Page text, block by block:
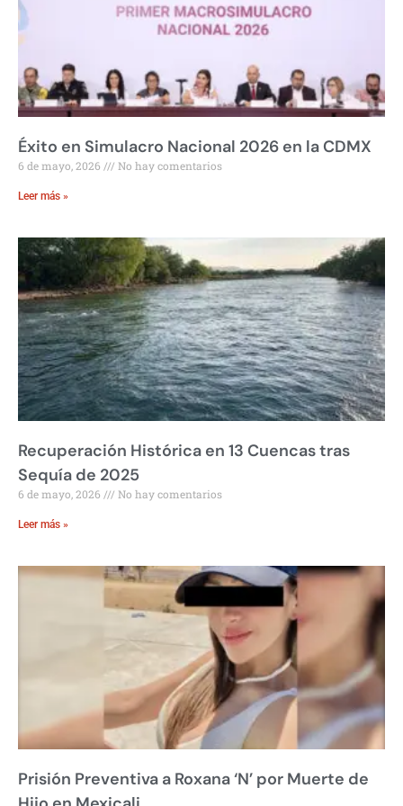
Éxito en Simulacro Nacional 2026 en la CDMX
6 de mayo, 2026 No hay comentarios
Leer más »
Recuperación Histórica en 13 Cuencas tras
Sequía de 2025
6 de mayo, 2026 No hay comentarios
Leer más »
Prisión Preventiva a Roxana ‘N’ por Muerte de